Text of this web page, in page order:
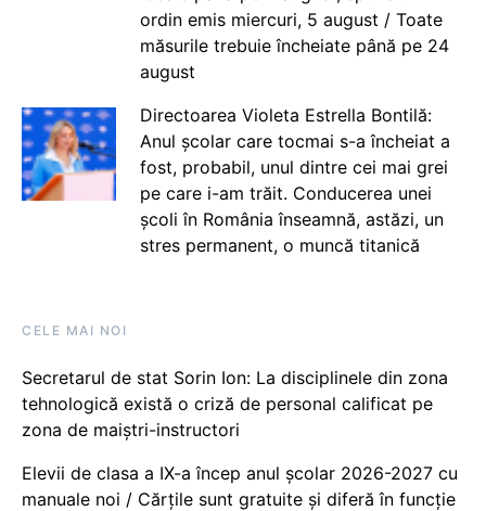
ordin emis miercuri, 5 august / Toate
măsurile trebuie încheiate până pe 24
august
Directoarea Violeta Estrella Bontilă:
Anul școlar care tocmai s-a încheiat a
fost, probabil, unul dintre cei mai grei
pe care i-am trăit. Conducerea unei
școli în România înseamnă, astăzi, un
stres permanent, o muncă titanică
CELE MAI NOI
Secretarul de stat Sorin Ion: La disciplinele din zona
tehnologică există o criză de personal calificat pe
zona de maiștri-instructori
Elevii de clasa a IX-a încep anul școlar 2026-2027 cu
manuale noi / Cărțile sunt gratuite și diferă în funcție